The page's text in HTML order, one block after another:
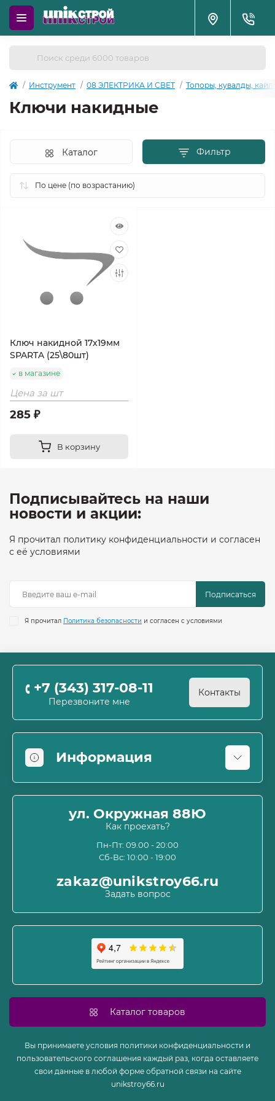
Инструмент 08 ЭЛЕКТРИКА И СВЕТ Топоры, кувалды,
Ключи накидные
Фильтр
Каталог
Ключ накидной 17х19мм
SPARTA (25\80шт)
в магазине
Цена за шт
285 ₽
В корзину
Подписывайтесь на наши
новости и акции:
Я прочитал политику конфиденциальности и согласен
с её условиями
Подписаться
Я прочитал Политика безопасности и согласен с условиями
+7 (343) 317-08-11
Перезвоните мне
Контакты
Информация
Информация о доставке
Пользовательское соглашение и оферта
Политика конфиденциальности
Связаться с нами
Карта сайта
Производители
ул. Окружная 88Ю
Как проехать?
Пн-Пт: 09.00 - 20:00
Сб-Вс: 10:00 - 19:00
zakaz@unikstroy66.ru
Задать вопрос
Каталог товаров
Вы принимаете условия политики конфиденциальности и
пользовательского соглашения каждый раз, когда оставляете
свои данные в любой форме обратной связи на сайте
unikstroy66.ru